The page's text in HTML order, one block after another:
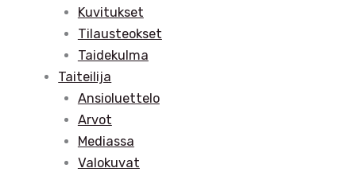
Kuvitukset
Tilausteokset
Taidekulma
Taiteilija
Ansioluettelo
Arvot
Mediassa
Valokuvat